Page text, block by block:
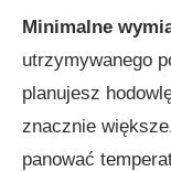
Minimalne
utrzymywanego
planujesz
znacznie
panować